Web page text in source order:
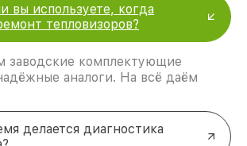
вы используете, когда
тепловизоров?
заводские комплектующие
аналоги. На всё даём
делается диагностика